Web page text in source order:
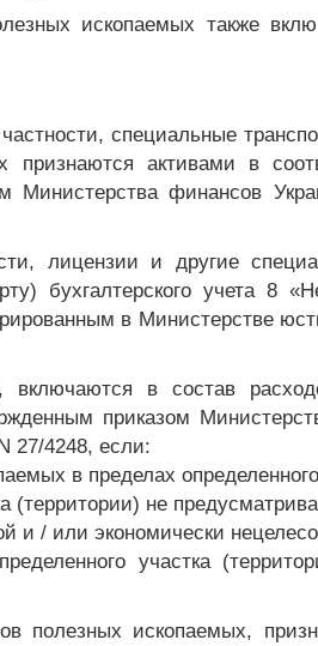
ископаемых также
специальные
признаются активами в
Министерства финансов
лицензии и другие
бухгалтерского учета 8
в Министерстве
в состав
приказом
27/4248, если:
в пределах
(территории) не
и / или экономически
участка
полезных ископаемых,